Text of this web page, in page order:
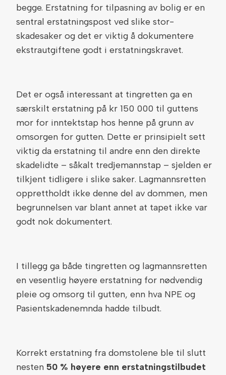
begge. Erstatning for tilpasning av bolig er en
sentral erstatningspost ved slike stor-
skadesaker og det er viktig å dokumentere
ekstrautgiftene godt i erstatningskravet.
Det er også interessant at tingretten ga en
særskilt erstatning på kr 150 000 til guttens
mor for inntektstap hos henne på grunn av
omsorgen for gutten. Dette er prinsipielt sett
viktig da erstatning til andre enn den direkte
skadelidte – såkalt tredjemannstap – sjelden er
tilkjent tidligere i slike saker. Lagmannsretten
opprettholdt ikke denne del av dommen, men
begrunnelsen var blant annet at tapet ikke var
godt nok dokumentert.
I tillegg ga både tingretten og lagmannsretten
en vesentlig høyere erstatning for nødvendig
pleie og omsorg til gutten, enn hva NPE og
Pasientskadenemnda hadde tilbudt.
Korrekt erstatning fra domstolene ble til slutt
nesten 50 % høyere enn erstatningstilbudet